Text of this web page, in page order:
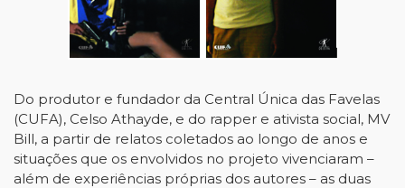
Do produtor e fundador da Central Única das Favelas
(CUFA), Celso Athayde, e do rapper e ativista social, MV
Bill, a partir de relatos coletados ao longo de anos e
situações que os envolvidos no projeto vivenciaram –
além de experiências próprias dos autores – as duas